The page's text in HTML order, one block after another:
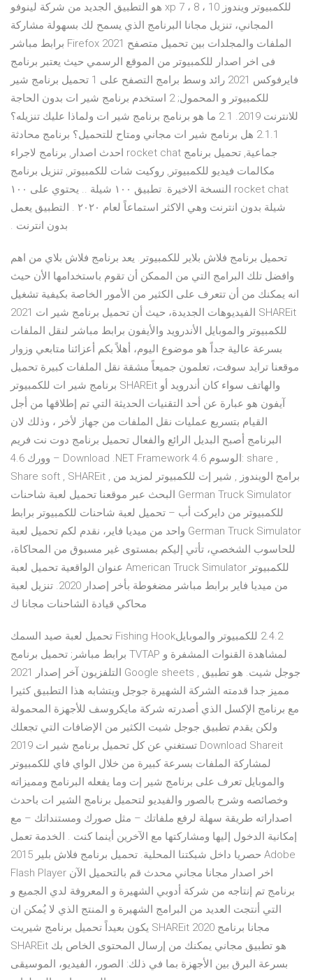
للكمبيوتر ويندوز xp 7 ، 8 ، 10 هو التطبيق الجديد من شركة لينوفو
المجاني، تنزيل مجانا البرنامج الذي يسمح لك بسهولة مشاركة
الملفات والمجلدات بين تحميل متصفح 2021 Firefox برابط مباشر
فى اخر اصدار للكمبيوتر من الموقع الرسمي حيث يعتبر برنامج
فايرفوكس 2021 رائد وسط برامج التصفح على 1 تحميل برنامج شير
للكمبيوتر و المحمول; 2 استخدم برنامج شير ات بدون الحاجة
للانترنت 2019. 2.1 ما هو برنامج برنامج شير ات ولماذا عليك تنزيله؟
2.1.1 هل برنامج شير ات مجاني ومتاح للتحميل؟ برنامج محادثة
جماعية, تحميل برنامج rocket chat احدث اصدار, برنامج لاجراء
مكالمات فيديو للكمبيوتر, روكيت شات للكمبيوتر, تنزيل برنامج
rocket chat النسخة الاخيرة. تطبيق ١٠٠ شيلة .. يحتوي على ١٠٠
شيلة بدون انترنت وهي الاكثر استماعاً لعام ٢٠٢٠ . التطبيق يعمل
بدون انترنت .
تحميل برنامج فلاش بلاير للكمبيوتر. يعد برنامج فلاش بلاي من اهم
وافضل تلك البرامج التي من الممكن أن تقوم باستخدامها الأن حيث
انه يمكنك من أن تتعرف على الكثير من الأمور الخاصة بكيفية تشغيل
الفيديوهات الجديدة، حيث أن تحميل برنامج شير ات 2021 SHAREit
للكمبيوتر والموبايل الأندرويد والأيفون برابط مباشر لنقل الملفات
بسرعة عالية جداً هو موضوع اليوم، أهلاً بكم أعزائنا متابعي وزوار
موقعنا ترايد سوفت، تعلمون جميعاً مشقة نقل الملفات كبيرة تحميل
برنامج شير ات للكمبيوتر SHAREit والهاتف سواء كان أندرويد أو
آيفون هو عبارة عن أحد التقنيات الحديثة التي تم إطلاقها من أجل
القيام بتسريع عمليات نقل الملفات من جهاز لأخر ، وذلك لان
البرنامج أصبح البديل الرائع والفعال تحميل برنامج دوت نت فريم
وورك 4.6 – Download .NET Framework 4.6 الوسوم: share ,
Share soft , SHAREit , برامج الويندوز , شير إت للكمبيوتر لمزيد من
البحث عبر موقعنا تحميل لعبة شاحنات German Truck Simulator
للكمبيوتر من دايركت أب – تحميل لعبة شاحنات للكمبيوتر برابط
واحد من ميديا فاير، نقدم لكم تحميل لعبة German Truck Simulator
للحاسوب الشخصي، تأتي إليكم بمستوى غير مسبوق من المحاكاة،
عنوان الواقعية تحميل لعبة American Truck Simulator للكمبيوتر
من ميديا فاير برابط مباشر مضغوطة بأخر إصدار 2020. تنزيل لعبة
محاكي قيادة الشاحنات مجانا ك
تحميل لعبة صيد السمك Fishing Hook‏ 2.4.2 للكمبيوتر والموبايل
برابط مباشر; تحميل برنامج TVTAP لمشاهدة القنوات المشفرة و
التلفزيون آخر إصدار 2021 Google sheets , جوجل شيت. هو تطبيق
مميز جدا قدمته الشركة الشهيرة جوجل ويتشابه هذا التطبيق كثيرا
مع برنامج الإكسل الذي أصدرته شركة مايكروسف للأجهزة المحمولة
ولكن يقدم تطبيق جوجل شيت الكثير من الإضافات التي تجعلك
تستغني عن كل تحميل برنامج شير ات 2019 Download Shareit
لمشاركة الملفات بسرعة كبيرة من خلال الواي فاي للكمبيوتر
والموبايل تعرف على برنامج شير إت وما يفعله البرنامج ومميزاته
وخصائصه وشرح بالصور والفيديو لتحميل برنامج الشير ات باحدث
اصداراته طريقة سهلة لرفع ملفاتك – مثل صورك ومستنداتك – مع
إمكانية الدخول إليها ومشاركتها مع الآخرين أينما كنت . الخدمة تعمل
حصريا داخل شبكتنا المحلية. تحميل برنامج فلاش بلير 2015 Adobe
Flash Player اخر اصدار مجانا مجاني محدث قم بالتحميل الآن
برنامج تم إنتاجه من شركة أدوبي الشهيرة و المعروفة لدي الجميع و
التي أنتجت العديد من البرامج الشهيرة و المنتج الذي لا يُمكن ان
يكون بعيداً تحميل برنامج شيريت SHAREit 2020 مجانا برنامج
SHAREit هو تطبيق مجاني يمكنك من إرسال المحتوى الخاص بك
بسرعة البرق بين الأجهزة بما في ذلك: الصور، الفيديو، الموسيقى